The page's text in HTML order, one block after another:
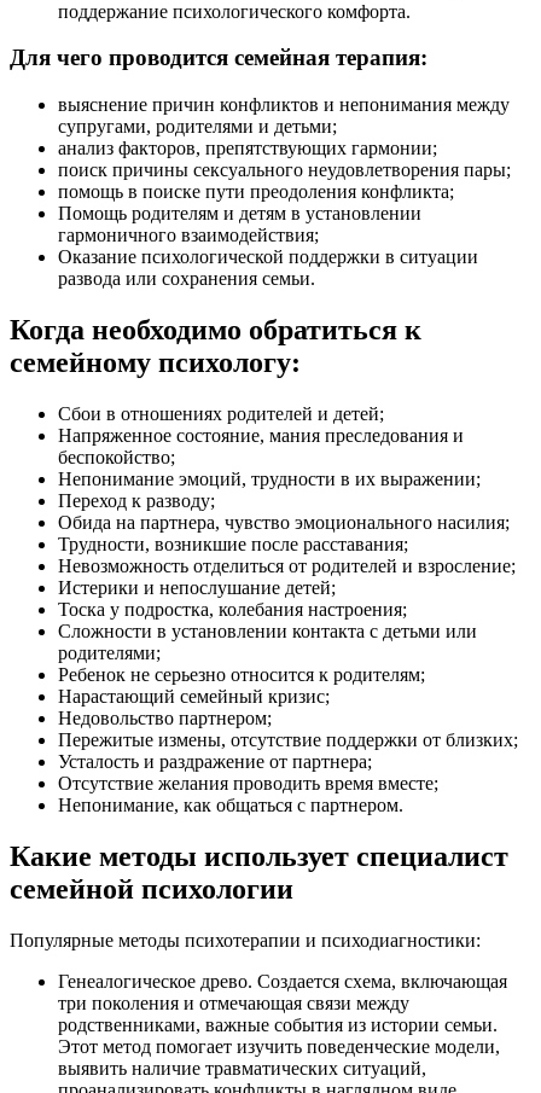
поддержание психологического комфорта.
Для чего проводится семейная терапия:
выяснение причин конфликтов и непонимания между
супругами, родителями и детьми;
анализ факторов, препятствующих гармонии;
поиск причины сексуального неудовлетворения пары;
помощь в поиске пути преодоления конфликта;
Помощь родителям и детям в установлении
гармоничного взаимодействия;
Оказание психологической поддержки в ситуации
развода или сохранения семьи.
Когда необходимо обратиться к
семейному психологу:
Сбои в отношениях родителей и детей;
Напряженное состояние, мания преследования и
беспокойство;
Непонимание эмоций, трудности в их выражении;
Переход к разводу;
Обида на партнера, чувство эмоционального насилия;
Трудности, возникшие после расставания;
Невозможность отделиться от родителей и взросление;
Истерики и непослушание детей;
Тоска у подростка, колебания настроения;
Сложности в установлении контакта с детьми или
родителями;
Ребенок не серьезно относится к родителям;
Нарастающий семейный кризис;
Недовольство партнером;
Пережитые измены, отсутствие поддержки от близких;
Усталость и раздражение от партнера;
Отсутствие желания проводить время вместе;
Непонимание, как общаться с партнером.
Какие методы использует специалист
семейной психологии
Популярные методы психотерапии и психодиагностики:
Генеалогическое древо. Создается схема, включающая
три поколения и отмечающая связи между
родственниками, важные события из истории семьи.
Этот метод помогает изучить поведенческие модели,
выявить наличие травматических ситуаций,